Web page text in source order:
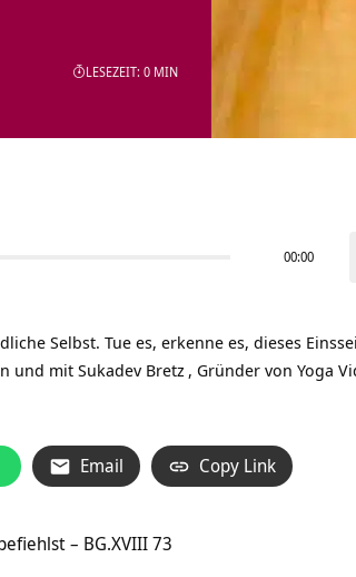
LESEZEIT: 0 MIN
00:00
Selbst. Tue es, erkenne es, dieses
und mit Sukadev Bretz , Gründer von Yoga
Email Copy Link
– BG.XVIII 73